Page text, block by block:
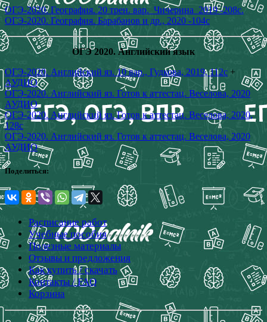
ОГЭ-2020. География. 20 трен. вар._Чичерина_2019 -208с.
ОГЭ-2020. География. Барабанов и др., 2020 -104с
ОГЭ 2020. Английский язык
ОГЭ-2020. Английский яз. 10 вар., Гудкова, 2019, 112с +
АУДИО
ОГЭ-2020. Английский яз. Готов к аттестац. Веселова, 2020
АУДИО
ОГЭ-2020. Английский яз. Готов к аттестац. Веселова, 2020,
128с
ОГЭ-2020. Английский яз. Готов к аттестац. Веселова, 2020
АУДИО
Поделиться:
Расписание работ
Учебные пособия
Полезные материалы
Отзывы и предложения
Как купить / скачать
Контакты / FAQ
Корзина